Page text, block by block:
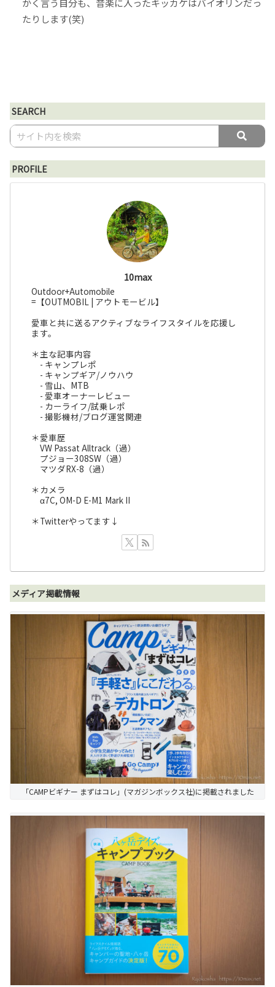
かく言う自分も、音楽に入ったキッカケはバイオリンだっ
たりします(笑)
SEARCH
PROFILE
10max
Outdoor+Automobile
=【OUTMOBIL | アウトモービル】
愛車と共に送るアクティブなライフスタイルを応援し
ます。
＊主な記事内容
- キャンプレポ
- キャンプギア/ノウハウ
- 雪山、MTB
- 愛車オーナーレビュー
- カーライフ/試乗レポ
- 撮影機材/ブログ運営関連
＊愛車歴
VW Passat Alltrack（過）
プジョー308SW（過）
マツダRX-8（過）
＊カメラ
α7C, OM-D E-M1 Mark II
＊Twitterやってます↓
メディア掲載情報
「CAMPビギナー まずはコレ」(マガジンボックス社)に掲載されました